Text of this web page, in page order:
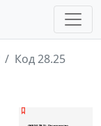
Код 28.25